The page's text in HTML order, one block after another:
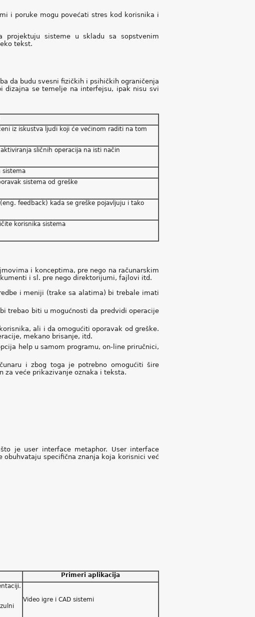
i poruke mogu povećati stres kod korisnika i
sisteme u skladu sa sopstvenim
tekst.
da budu svesni fizičkih i psihičkih ograničenja
dizajna se temelje na interfejsu, ipak nisu svi
iz iskustva ljudi koji će većinom raditi na tom
sličnih operacija na isti način
sistema
sistema od greške
feedback) kada se greške pojavljuju i tako
korisnika sistema
i konceptima, pre nego na računarskim
i sl. pre nego direktorijumi, fajlovi itd.
i meniji (trake sa alatima) bi trebale imati
trebao biti u mogućnosti da predvidi operacije
ali i da omogućiti oporavak od greške.
mekano brisanje, itd.
help u samom programu, on-line priručnici,
i zbog toga je potrebno omogućiti šire
za veće prikazivanje oznaka i teksta.
je user interface metaphor. User interface
specifična znanja koja korisnici već
Primeri aplikacija
Video igre i CAD sistemi